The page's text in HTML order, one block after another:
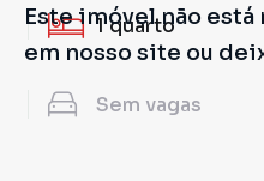
Este imóvel não
em nosso site ou
1quarto
Sem vagas